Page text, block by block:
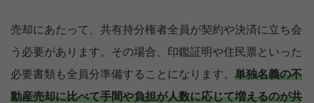
売却にあたって、共有持分権者全員が契約や決済に立ち会
う必要があります。その場合、印鑑証明や住民票といった
必要書類も全員分準備することになります。 単独名義の不
動産売却に比べて手間や負担が人数に応じて増えるのが共